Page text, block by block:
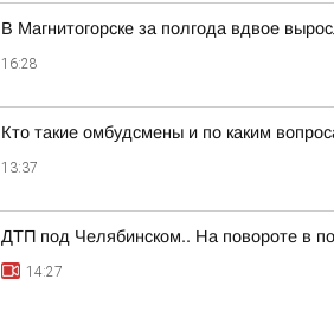
В Магнитогорске за полгода вдвое
16:28
Кто такие омбудсмены и по каким
13:37
ДТП под Челябинском.. На повороте в
14:27